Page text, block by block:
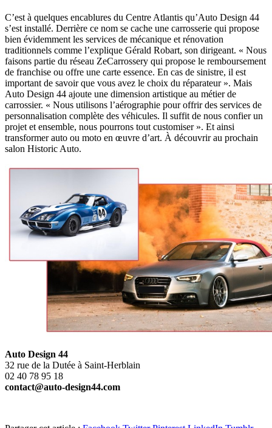
C’est à quelques encablures du Centre Atlantis qu’Auto Design 44
s’est installé. Derrière ce nom se cache une carrosserie qui propose
bien évidemment les services de mécanique et rénovation
traditionnels comme l’explique Gérald Robart, son dirigeant. « Nous
faisons partie du réseau ZeCarrossery qui propose le remboursement
de franchise ou offre une carte essence. En cas de sinistre, il est
important de savoir que vous avez le choix du réparateur ». Mais
Auto Design 44 ajoute une dimension artistique au métier de
carrossier. « Nous utilisons l’aérographie pour offrir des services de
personnalisation complète des véhicules. Il suffit de nous confier un
projet et ensemble, nous pourrons tout customiser ». Et ainsi
transformer auto ou moto en œuvre d’art. À découvrir au prochain
salon Historic Auto.
Auto Design 44
32 rue de la Dutée à Saint-Herblain
02 40 78 95 18
contact@auto-design44.com